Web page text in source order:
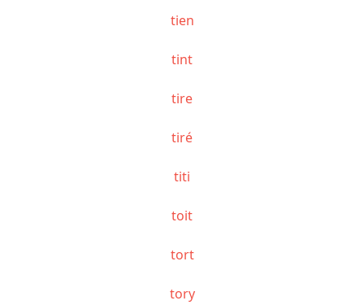
tien
tint
tire
tiré
titi
toit
tort
tory